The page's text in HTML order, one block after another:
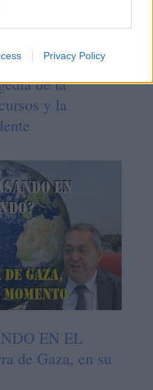
Privacy Policy
de la
y la
EN EL
de Gaza, en su